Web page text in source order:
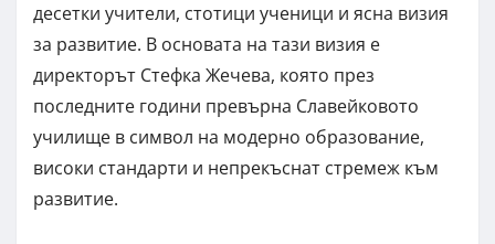
десетки учители, стотици ученици и ясна визия
за развитие. В основата на тази визия е
директорът Стефка Жечева, която през
последните години превърна Славейковото
училище в символ на модерно образование,
високи стандарти и непрекъснат стремеж към
развитие.